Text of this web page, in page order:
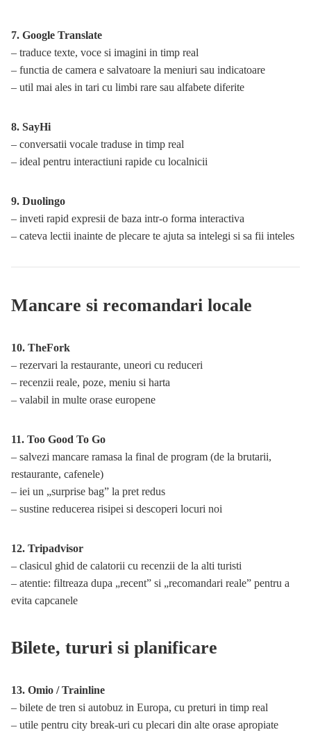
7. Google Translate
– traduce texte, voce si imagini in timp real
– functia de camera e salvatoare la meniuri sau indicatoare
– util mai ales in tari cu limbi rare sau alfabete diferite
8. SayHi
– conversatii vocale traduse in timp real
– ideal pentru interactiuni rapide cu localnicii
9. Duolingo
– inveti rapid expresii de baza intr-o forma interactiva
– cateva lectii inainte de plecare te ajuta sa intelegi si sa fii inteles
Mancare si recomandari locale
10. TheFork
– rezervari la restaurante, uneori cu reduceri
– recenzii reale, poze, meniu si harta
– valabil in multe orase europene
11. Too Good To Go
– salvezi mancare ramasa la final de program (de la brutarii,
restaurante, cafenele)
– iei un „surprise bag” la pret redus
– sustine reducerea risipei si descoperi locuri noi
12. Tripadvisor
– clasicul ghid de calatorii cu recenzii de la alti turisti
– atentie: filtreaza dupa „recent” si „recomandari reale” pentru a
evita capcanele
Bilete, tururi si planificare
13. Omio / Trainline
– bilete de tren si autobuz in Europa, cu preturi in timp real
– utile pentru city break-uri cu plecari din alte orase apropiate